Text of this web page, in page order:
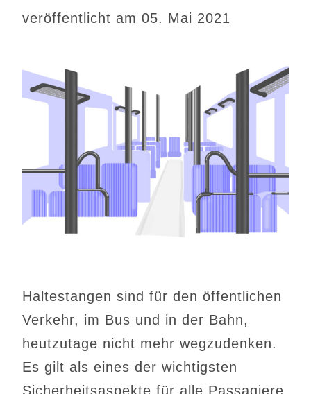
veröffentlicht am 05. Mai 2021
Haltestangen sind für den öffentlichen
Verkehr, im Bus und in der Bahn,
heutzutage nicht mehr wegzudenken.
Es gilt als eines der wichtigsten
Sicherheitsaspekte für alle Passagiere